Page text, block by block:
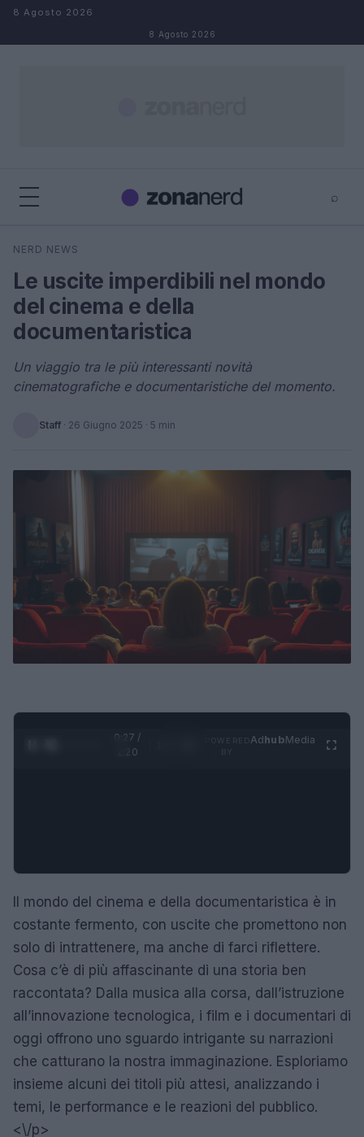
Salta al contenuto
8 Agosto 2026
8 Agosto 2026
⌕
Cerca
NERD NEWS
Le uscite imperdibili nel mondo
del cinema e della
documentaristica
Un viaggio tra le più interessanti novità
cinematografiche e documentaristiche del momento.
Staff · 26 Giugno 2025 · 5 min
0:28 /
1:20
AdhubMedia
Il mondo del cinema e della documentaristica è in
costante fermento, con uscite che promettono non
solo di intrattenere, ma anche di farci riflettere.
Cosa c’è di più affascinante di una storia ben
raccontata? Dalla musica alla corsa, dall’istruzione
all’innovazione tecnologica, i film e i documentari di
oggi offrono uno sguardo intrigante su narrazioni
che catturano la nostra immaginazione. Esploriamo
insieme alcuni dei titoli più attesi, analizzando i
temi, le performance e le reazioni del pubblico.
<\/p>